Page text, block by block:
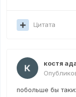
Цитата
костя
побольше бы